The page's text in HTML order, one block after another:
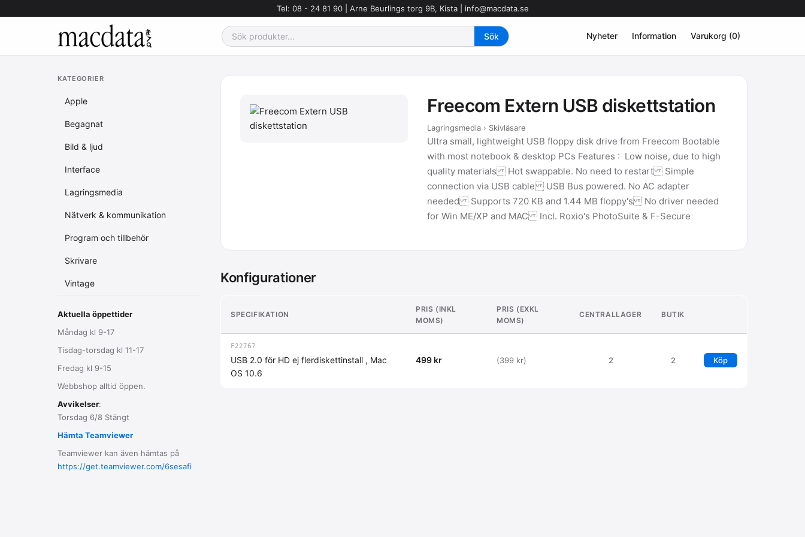
Tel: 08 - 24 81 90 | Arne Beurlings torg 9B, Kista | info@macdata.se
Nyheter Information Varukorg (0)
KATEGORIER
Apple
Begagnat
Bild & ljud
Interface
Lagringsmedia
Nätverk & kommunikation
Program och tillbehör
Skrivare
Vintage
Aktuella öppettider
Måndag kl 9-17
Tisdag-torsdag kl 11-17
Fredag kl 9-15
Webbshop alltid öppen.
Avvikelser:
Torsdag 6/8 Stängt
Hämta Teamviewer
Teamviewer kan även hämtas på
https://get.teamviewer.com/6sesafi
Freecom Extern USB diskettstation
Lagringsmedia › Skivläsare
Ultra small, lightweight USB floppy disk drive from Freecom Bootable
with most notebook & desktop PCs Features : Low noise, due to high
quality materials Hot swappable. No need to restart Simple
connection via USB cable USB Bus powered. No AC adapter
needed Supports 720 KB and 1.44 MB floppy's No driver needed
for Win ME/XP and MAC Incl. Roxio's PhotoSuite & F-Secure
Konfigurationer
SPECIFIKATION
PRIS (INKL
MOMS)
PRIS (EXKL
MOMS)
CENTRALLAGER BUTIK
F22767
USB 2.0 för HD ej flerdiskettinstall , Mac
OS 10.6
499 kr (399 kr) 2 2 Köp